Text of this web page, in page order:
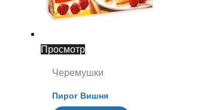
Просмотр
Черемушки
Пирог Вишня